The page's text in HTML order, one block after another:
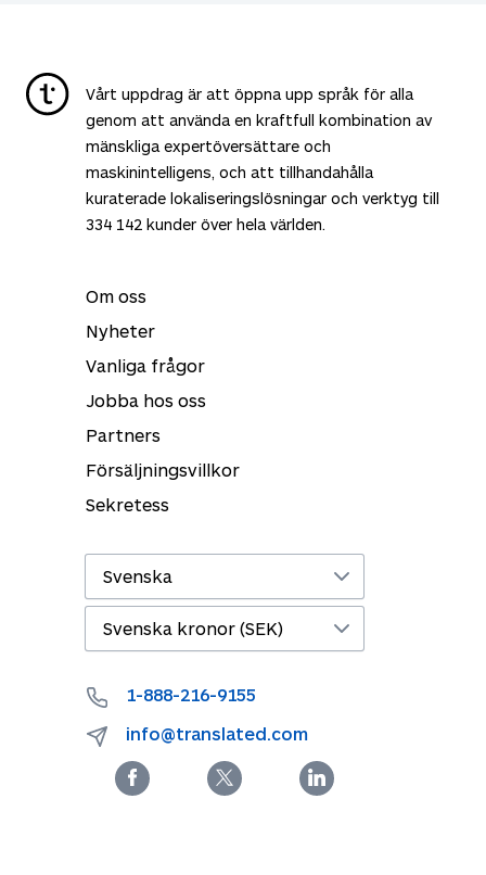
Vårt uppdrag är att öppna upp språk för alla
genom att använda en kraftfull kombination av
mänskliga expertöversättare och
maskinintelligens, och att tillhandahålla
kuraterade lokaliseringslösningar och verktyg till
334 142 kunder över hela världen.
Om oss
Nyheter
Vanliga frågor
Jobba hos oss
Partners
Försäljningsvillkor
Sekretess
1-888-216-9155
info@translated.com